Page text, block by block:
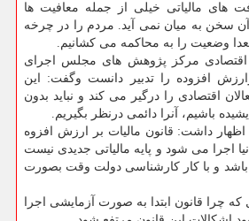
های مالیاتی خیلی از جمله معافیت ها
آن سخن به میان نمی آید. مردم را در چرخه
بعدا وضعیت را به محاكمه می كشانیم.
اقتصادی مركز پژوهش های مجلس اجرای
افزوده را تدبیر دانست وگفت: این
اقتصادی را درگیر می كند و نباید بدون
باشیم، آنرا دائمی درنظر بگیریم.
داشت: قانون مالیات بر ارزش افزوه
۱۶۰ كشور دنیا اجرا می شود و پایه مالیاتی جدیدی نیست
باشد و با كار كارشناسی دولت وقت بصورت
چرا قانون ابتدا به صورت آزمایشی اجرا